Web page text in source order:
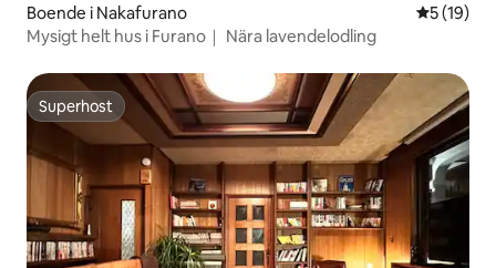
Boende i Nakafurano 5 av 5 i
5 (19)
Mysigt helt hus i Furano｜ Nära lavendelodling
Superhost
Superhost